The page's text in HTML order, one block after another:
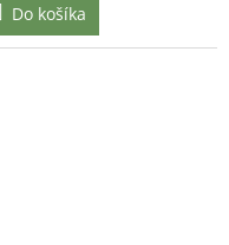
Do košíka